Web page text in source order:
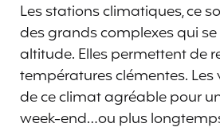
Les stations climatiques, ce
des grands complexes qui
altitude. Elles permettent de
températures clémentes.
de ce climat agréable pour
week-end…ou plus